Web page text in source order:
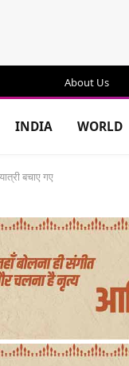
About Us
INDIA WORLD
बचाए गए